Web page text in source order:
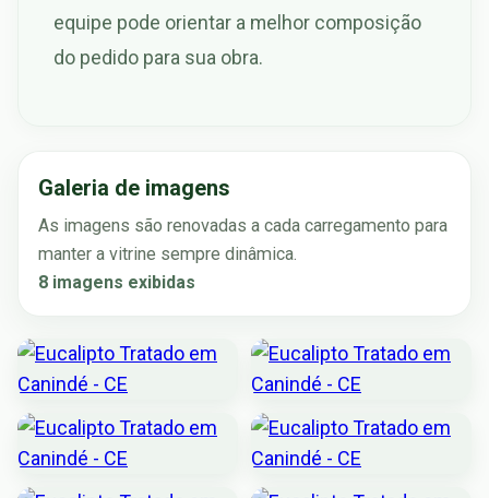
equipe pode orientar a melhor composição
do pedido para sua obra.
Galeria de imagens
As imagens são renovadas a cada carregamento para
manter a vitrine sempre dinâmica.
8 imagens exibidas